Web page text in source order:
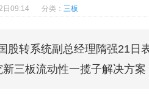
日09:14 分类： 三板
股转系统副总经理隋强21日
三板流动性一揽子解决方案